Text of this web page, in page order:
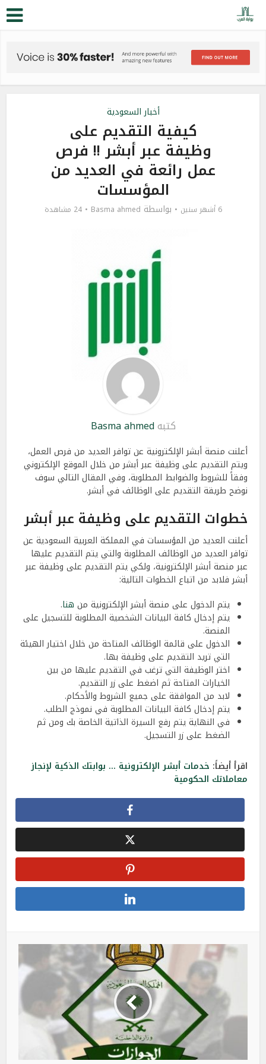
أخبار السعودية
كيفية التقديم على
وظيفة عبر أبشر !! فرص
عمل رائعة في العديد من
المؤسسات
6 أشهر سنين بواسطة Basma ahmed 24 مشاهدة
كتبهBasma ahmed
أعلنت منصة أبشر الإلكترونية عن توافر العديد من فرص العمل،
ويتم التقديم على وظيفة عبر أبشر من خلال الموقع الإلكتروني
وفقاً للشروط والضوابط المطلوبة، وفي المقال التالي سوف
نوضح طريقة التقديم على الوظائف في أبشر.
خطوات التقديم على وظيفة عبر أبشر
أعلنت العديد من المؤسسات في المملكة العربية السعودية عن
توافر العديد من الوظائف المطلوبة والتي يتم التقديم عليها
عبر منصة أبشر الإلكترونية، ولكي يتم التقديم على وظيفة عبر
أبشر فلابد من اتباع الخطوات التالية:
يتم الدخول على منصة أبشر الإلكترونية من هنا.
يتم إدخال كافة البيانات الشخصية المطلوبة للتسجيل على
المنصة.
الدخول على قائمة الوظائف المتاحة من خلال اختيار الهيئة
التي تريد التقديم على وظيفة بها.
اختر الوظيفة التي ترغب في التقديم عليها من بين
الخيارات المتاحة ثم اضغط على زر التقديم.
لابد من الموافقة على جميع الشروط والأحكام.
يتم إدخال كافة البيانات المطلوبة في نموذج الطلب.
في النهاية يتم رفع السيرة الذاتية الخاصة بك ومن ثم
الضغط على زر التسجيل.
اقرأ أيضاً: خدمات أبشر الإلكترونية … بوابتك الذكية لإنجاز
معاملاتك الحكومية